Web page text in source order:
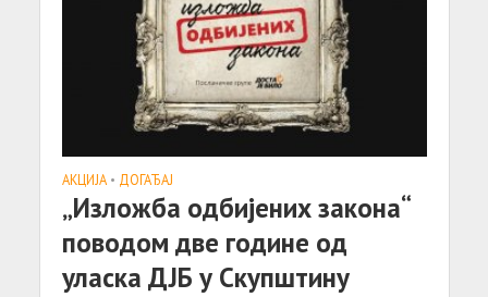
АКЦИЈA • ДОГАЂАЈ
„Изложба одбијених закона“
поводом две године од
уласка ДЈБ у Скупштину